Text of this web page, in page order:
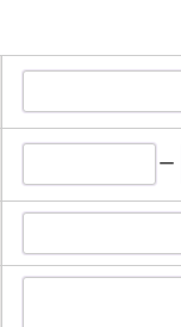
ー